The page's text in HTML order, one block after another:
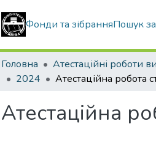
Фонди та зібранняПошук
Головна
2024
Атестаційна